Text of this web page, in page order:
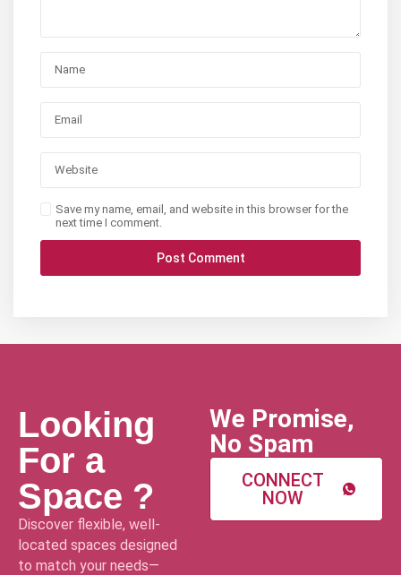
Save my name, email, and website in this browser for the
next time I comment.
Looking
For a
Space ?
Discover flexible, well-
located spaces designed
to match your needs—
We Promise,
No Spam
CONNECT
NOW